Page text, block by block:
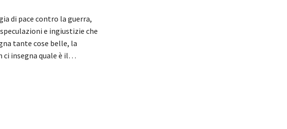
di pace contro la guerra,
e ingiustizie che
tante cose belle, la
ci insegna quale è il…